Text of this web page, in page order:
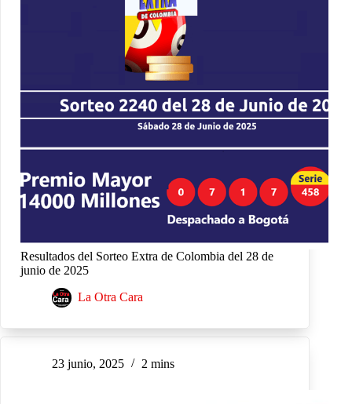
Resultados del Sorteo Extra de Colombia del 28 de
junio de 2025
La Otra Cara
23 junio, 2025 2 mins